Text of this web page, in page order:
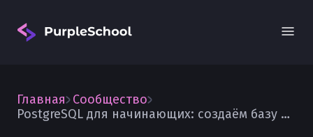
Главная Сообщество
PostgreSQL для начинающих: создаём базу и пишем первые запросы